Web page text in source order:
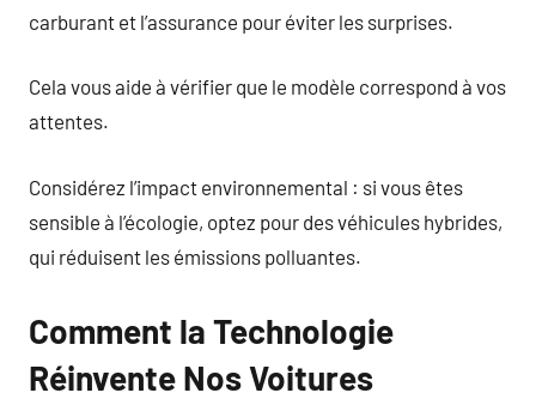
carburant et l’assurance pour éviter les surprises.
Cela vous aide à vérifier que le modèle correspond à vos
attentes.
Considérez l’impact environnemental : si vous êtes
sensible à l’écologie, optez pour des véhicules hybrides,
qui réduisent les émissions polluantes.
Comment la Technologie
Réinvente Nos Voitures